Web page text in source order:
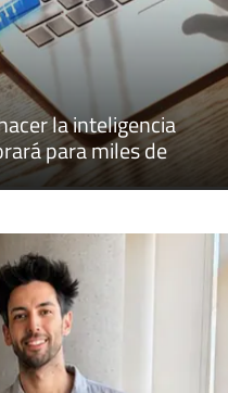
la inteligencia
para miles de